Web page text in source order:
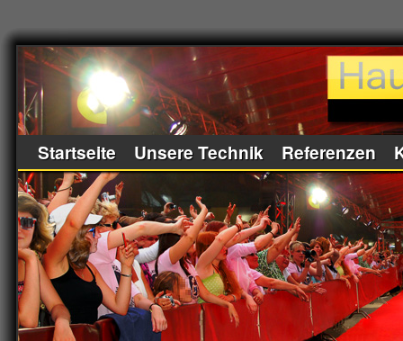
Startseite Unsere Technik Referenzen